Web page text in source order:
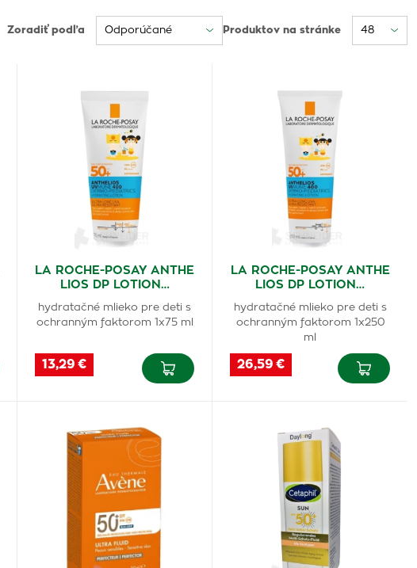
Zoradiť podľa Produktov na stránke
LA ROCHE-POSAY ANTHE
LIOS DP LOTION…
hydratačné mlieko pre deti s
ochranným faktorom 1x75 ml
13,29 €
LA ROCHE-POSAY ANTHE
LIOS DP LOTION…
hydratačné mlieko pre deti s
ochranným faktorom 1x250
ml
26,59 €